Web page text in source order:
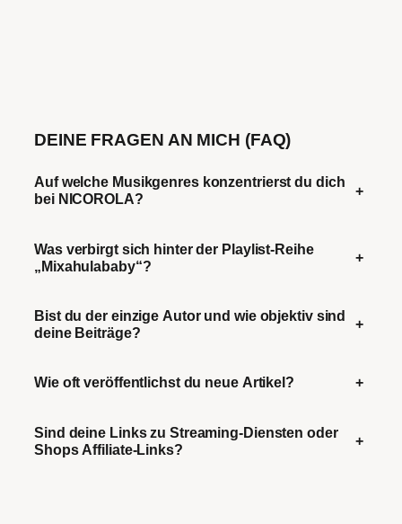
DEINE FRAGEN AN MICH (FAQ)
Auf welche Musikgenres konzentrierst du dich
bei NICOROLA?
+
Was verbirgt sich hinter der Playlist-Reihe
„Mixahulababy“?
+
Bist du der einzige Autor und wie objektiv sind
deine Beiträge?
+
Wie oft veröffentlichst du neue Artikel? +
Sind deine Links zu Streaming-Diensten oder
Shops Affiliate-Links?
+